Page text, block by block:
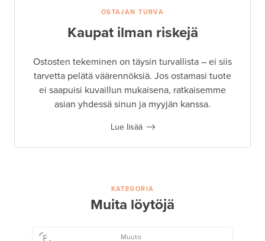
OSTAJAN TURVA
Kaupat ilman riskejä
Ostosten tekeminen on täysin turvallista – ei siis
tarvetta pelätä väärennöksiä. Jos ostamasi tuote
ei saapuisi kuvaillun mukaisena, ratkaisemme
asian yhdessä sinun ja myyjän kanssa.
Lue lisää
KATEGORIA
Muita löytöjä
Muuto